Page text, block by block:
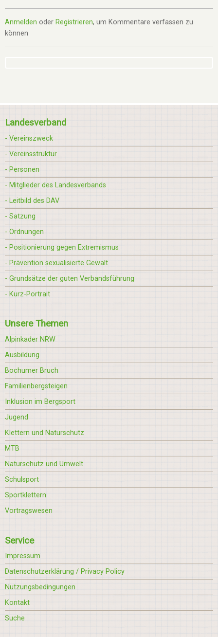
Anmelden oder Registrieren, um Kommentare verfassen zu
können
Landesverband
- Vereinszweck
- Vereinsstruktur
- Personen
- Mitglieder des Landesverbands
- Leitbild des DAV
- Satzung
- Ordnungen
- Positionierung gegen Extremismus
- Prävention sexualisierte Gewalt
- Grundsätze der guten Verbandsführung
- Kurz-Portrait
Unsere Themen
Alpinkader NRW
Ausbildung
Bochumer Bruch
Familienbergsteigen
Inklusion im Bergsport
Jugend
Klettern und Naturschutz
MTB
Naturschutz und Umwelt
Schulsport
Sportklettern
Vortragswesen
Service
Impressum
Datenschutzerklärung / Privacy Policy
Nutzungsbedingungen
Kontakt
Suche